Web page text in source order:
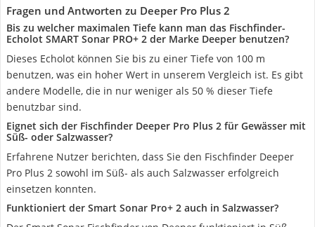
Fragen und Antworten zu Deeper Pro Plus 2
Bis zu welcher maximalen Tiefe kann man das Fischfinder-
Echolot SMART Sonar PRO+ 2 der Marke Deeper benutzen?
Dieses Echolot können Sie bis zu einer Tiefe von 100 m
benutzen, was ein hoher Wert in unserem Vergleich ist. Es gibt
andere Modelle, die in nur weniger als 50 % dieser Tiefe
benutzbar sind.
Eignet sich der Fischfinder Deeper Pro Plus 2 für Gewässer mit
Süß- oder Salzwasser?
Erfahrene Nutzer berichten, dass Sie den Fischfinder Deeper
Pro Plus 2 sowohl im Süß- als auch Salzwasser erfolgreich
einsetzen konnten.
Funktioniert der Smart Sonar Pro+ 2 auch in Salzwasser?